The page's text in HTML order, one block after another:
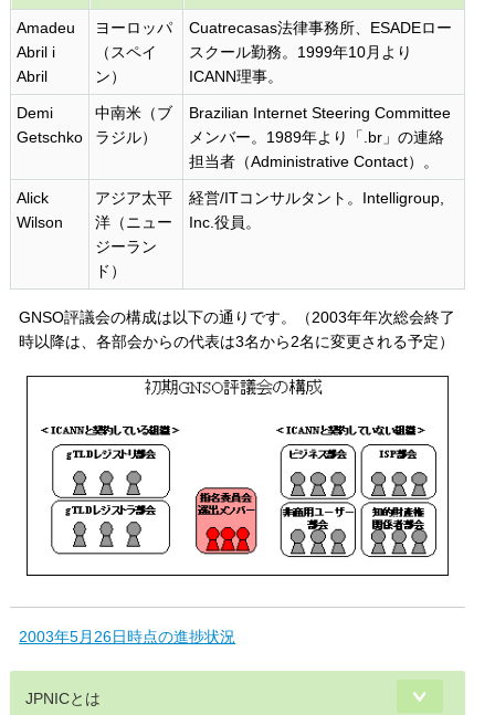
Amadeu
Abril i
Abril
ヨーロッパ
（スペイ
ン）
Cuatrecasas法律事務所、ESADEロー
スクール勤務。1999年10月より
ICANN理事。
Demi
Getschko
中南米（ブ
ラジル）
Brazilian Internet Steering Committee
メンバー。1989年より「.br」の連絡
担当者（Administrative Contact）。
Alick
Wilson
アジア太平
洋（ニュー
ジーラン
ド）
経営/ITコンサルタント。Intelligroup,
Inc.役員。
GNSO評議会の構成は以下の通りです。（2003年年次総会終了
時以降は、各部会からの代表は3名から2名に変更される予定）
2003年5月26日時点の進捗状況
JPNICとは